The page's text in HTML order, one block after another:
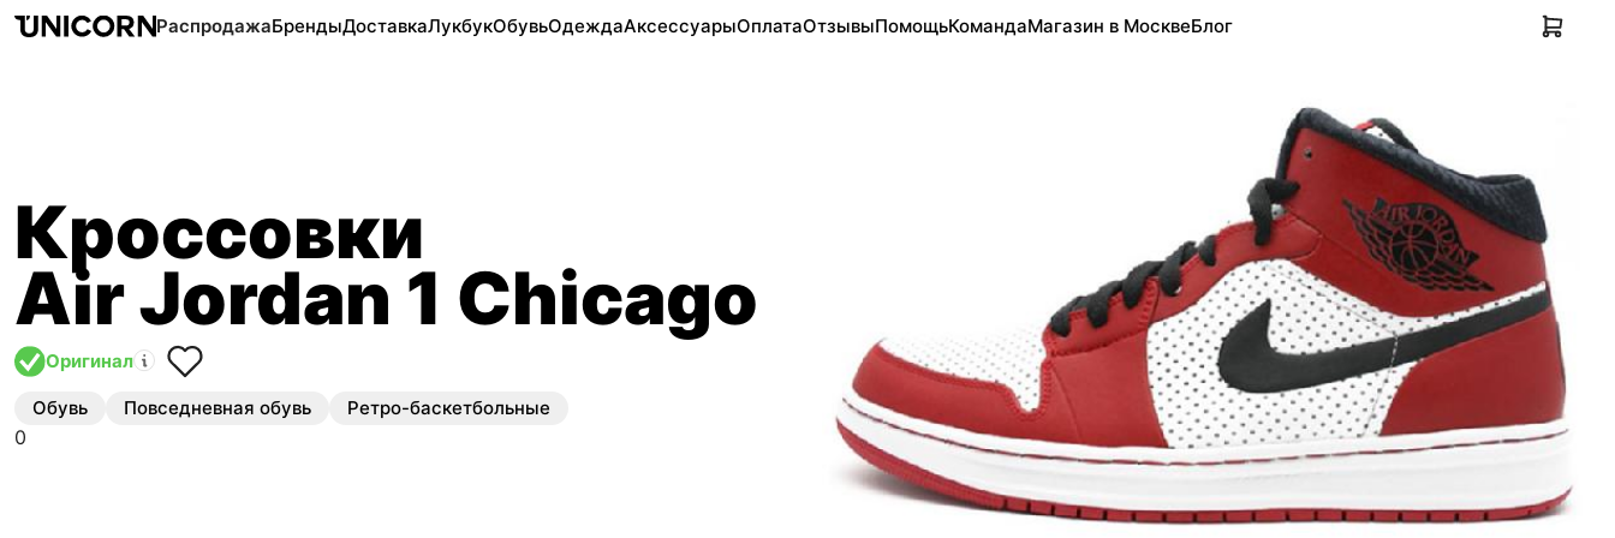
РаспродажаБрендыДоставкаЛукбукОбувьОдеждаАксессуарыОплатаОтзывыПомощьКомандаМагазин в МосквеБлог
Кроссовки
Air Jordan 1 Chicago
Оригинал
Обувь Повседневная обувь Ретро-баскетбольные
0